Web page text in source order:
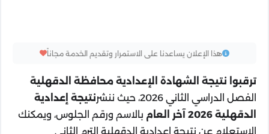
هذا الإعلان يساعدنا على الاستمرار وتقديم الخدمة مجاناً
ترقبوا نتيجة الشهادة الإعدادية محافظة الدقهلية
الفصل الدراسي الثاني 2026، حيث ننشر
نتيجة إعدادية
الدقهلية 2026 آخر العام
بالاسم ورقم الجلوس، ويمكنك
الاستعلام عن نتيجة اعدادية الدقهلية الترم الثاني